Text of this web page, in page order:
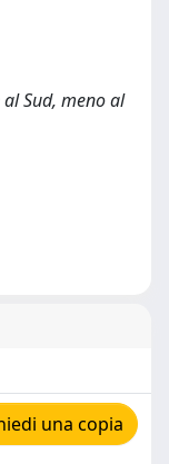
Sud, meno al
una copia